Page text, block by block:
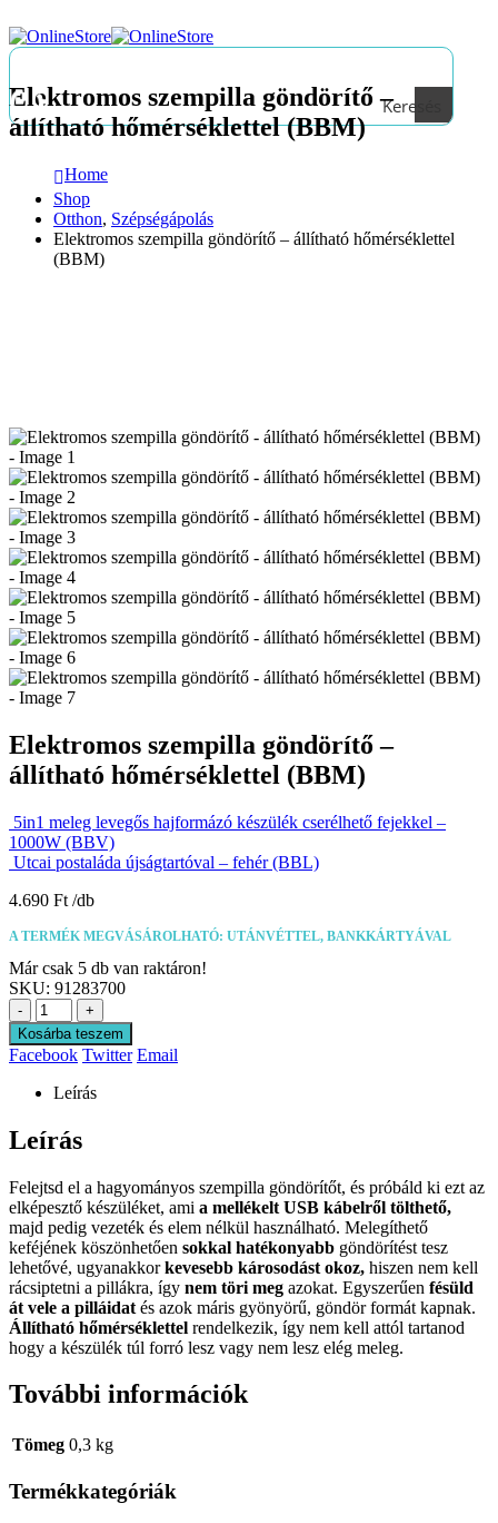
Keresés
Elektromos szempilla göndörítő –
állítható hőmérséklettel (BBM)
Home
Shop
Otthon, Szépségápolás
Elektromos szempilla göndörítő – állítható hőmérséklettel
(BBM)
Elektromos szempilla göndörítő –
állítható hőmérséklettel (BBM)
5in1 meleg levegős hajformázó készülék cserélhető fejekkel –
1000W (BBV)
Utcai postaláda újságtartóval – fehér (BBL)
4.690 Ft
A TERMÉK MEGVÁSÁROLHATÓ: UTÁNVÉTTEL, BANKKÁRTYÁVAL
Már csak 5 db van raktáron!
SKU: 91283700
-
+
Kosárba teszem
Facebook Twitter Email
Leírás
Leírás
Felejtsd el a hagyományos szempilla göndörítőt, és próbáld ki ezt az
elképesztő készüléket, ami a mellékelt USB kábelről tölthető,
majd pedig vezeték és elem nélkül használható. Melegíthető
keféjének köszönhetően sokkal hatékonyabb göndörítést tesz
lehetővé, ugyanakkorkevesebb károsodást okoz, hiszen nem kell
rácsiptetni a pillákra, így nem töri meg azokat. Egyszerűen fésüld
át vele a pilláidat és azok máris gyönyörű, göndör formát kapnak.
Állítható hőmérséklettel rendelkezik, így nem kell attól tartanod
hogy a készülék túl forró lesz vagy nem lesz elég meleg.
További információk
Tömeg 0,3 kg
Termékkategóriák